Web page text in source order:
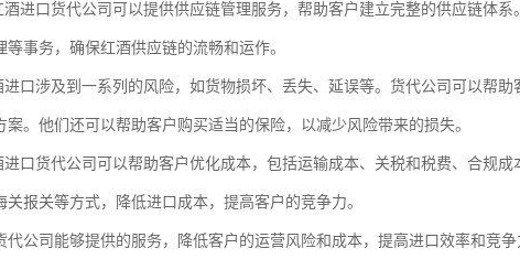
进口货代公司可以提供供应链管理服务，帮助客户建立完整的供应链体
事务，确保红酒供应链的流畅和运作。
口涉及到一系列的风险，如货物损坏、丢失、延误等。货代公司可以帮
案。他们还可以帮助客户购买适当的保险，以减少风险带来的损失。
口货代公司可以帮助客户优化成本，包括运输成本、关税和税费、合规
关报关等方式，降低进口成本，提高客户的竞争力。
代公司能够提供的服务，降低客户的运营风险和成本，提高进口效率和竞